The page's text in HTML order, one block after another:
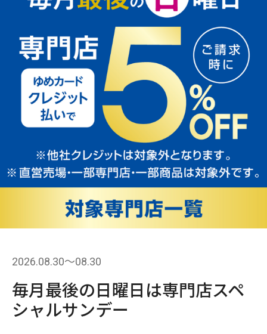
2026.08.30〜08.30
毎月最後の日曜日は専門店スペ
シャルサンデー